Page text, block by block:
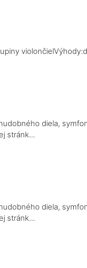
diela,
stránk...
diela,
stránk...